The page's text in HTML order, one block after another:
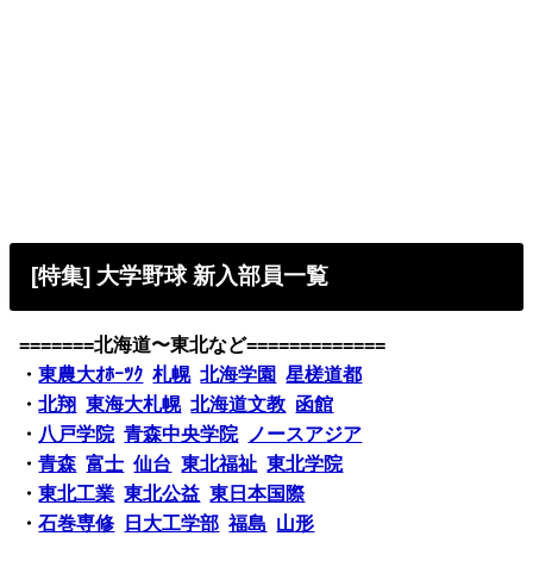
[特集] 大学野球 新入部員一覧
=======北海道〜東北など=============
・東農大ｵﾎｰﾂｸ 札幌 北海学園
星槎道都
・北翔 東海大札幌 北海道文教 函館
・ 八戸学院 青森中央学院
ノースアジア
・青森 富士 仙台 東北福祉 東北学院
・東北工業 東北公益 東日本国際
・石巻専修 日大工学部 福島 山形